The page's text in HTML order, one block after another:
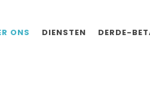
ONS DIENSTEN DERDE-